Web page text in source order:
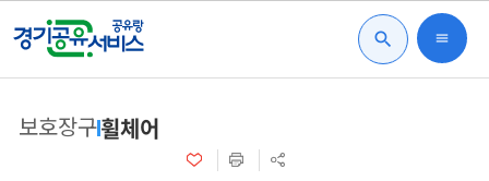
menu
search
보호장구휠체어